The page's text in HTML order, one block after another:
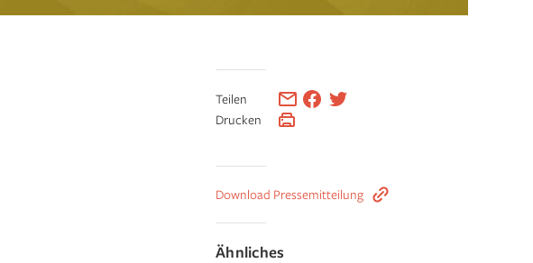
Teilen
Drucken
Download Pressemitteilung
Ähnliches